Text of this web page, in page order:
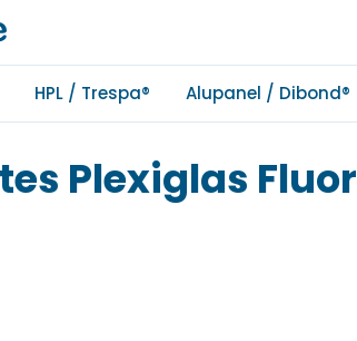
HPL / Trespa® Alupanel / Dibond®
Plexiglas Fluor